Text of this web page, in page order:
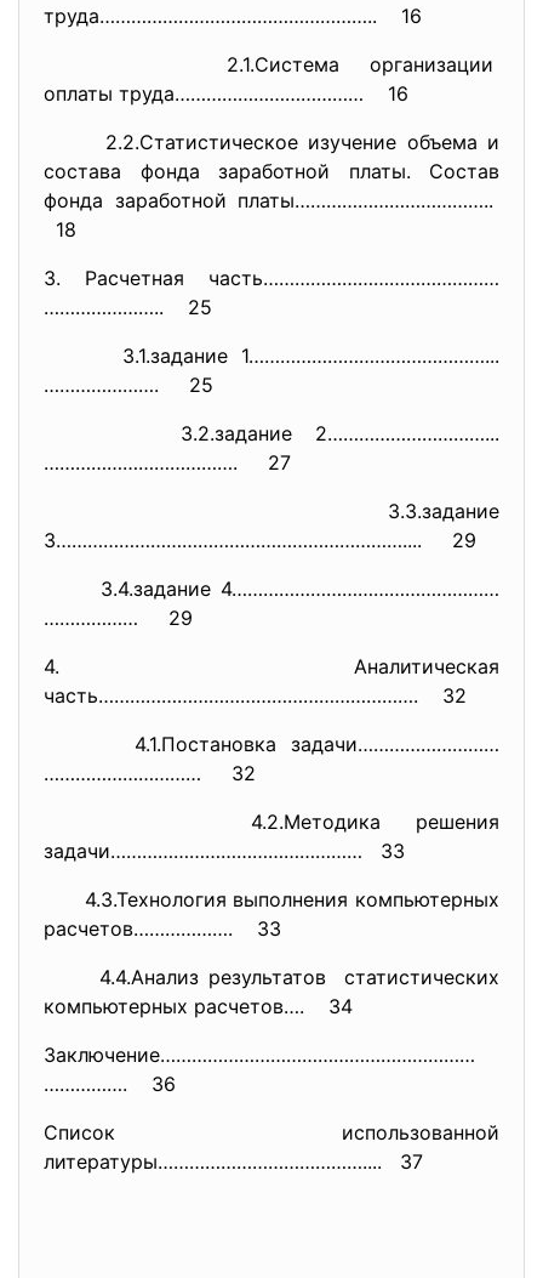
труда…………………………………………….. 16
2.1.Система организации
оплаты труда……………………………… 16
2.2.Статистическое изучение объема и
состава фонда заработной платы. Состав
фонда заработной платы………………………………..
18
3. Расчетная часть………………………………………
………………….. 25
3.1.задание 1………………………………………...
…………………. 25
3.2.задание 2…………………………...
………………………………. 27
3.3.задание
3………………………………………………………….... 29
3.4.задание 4……………………………………………
……………… 29
4. Аналитическая
часть……………………………………………………. 32
4.1.Постановка задачи………………………
………………………… 32
4.2.Методика решения
задачи………………………………………… 33
4.3.Технология выполнения компьютерных
расчетов………………. 33
4.4.Анализ результатов статистических
компьютерных расчетов…. 34
Заключение……………………………………………………
……………. 36
Список использованной
литературы………………………………….... 37